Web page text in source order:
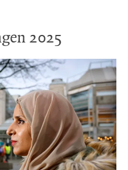
2025